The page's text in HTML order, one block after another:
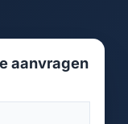
aanvragen